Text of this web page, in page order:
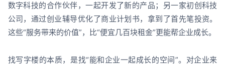
数字科技的合作伙伴，一起开发了新的产品；另一家初创科技
公司，通过创业辅导优化了商业计划书，拿到了首先笔投资。
这些“服务带来的价值”，比“便宜几百块租金”更能帮企业成长。
找写字楼的本质，是找“能和企业一起成长的空间”。对企业来